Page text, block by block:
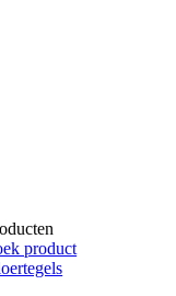
product